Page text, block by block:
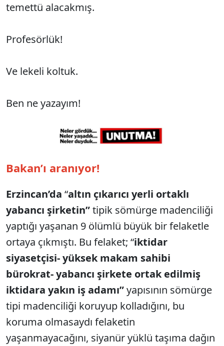
temettü alacakmış.
Profesörlük!
Ve lekeli koltuk.
Ben ne yazayım!
Bakan’ı aranıyor!
Erzincan’da “altın çıkarıcı yerli ortaklı
yabancı şirketin”tipik sömürge madenciliği
yaptığı yaşanan 9 ölümlü büyük bir felaketle
ortaya çıkmıştı. Bu felaket; “iktidar
siyasetçisi- yüksek makam sahibi
bürokrat- yabancı şirkete ortak edilmiş
iktidara yakın iş adamı”yapısının sömürge
tipi madenciliği koruyup kolladığını, bu
koruma olmasaydı felaketin
yaşanmayacağını, siyanür yüklü taşıma dağın